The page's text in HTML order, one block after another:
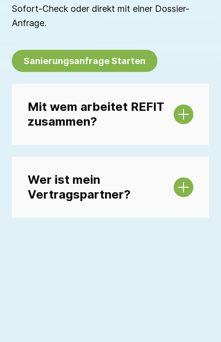
Sofort-Check oder direkt mit einer Dossier-
Anfrage.
Sanierungsanfrage Starten
Mit wem arbeitet REFIT
zusammen?
Wer ist mein
Vertragspartner?